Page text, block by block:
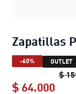
Zapatillas
-60% OUTLET
$
$ 64.000